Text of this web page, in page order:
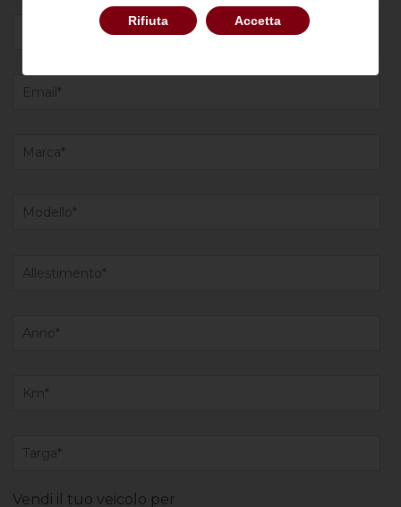
Vendi il tuo veicolo per
Rifiuta Accetta